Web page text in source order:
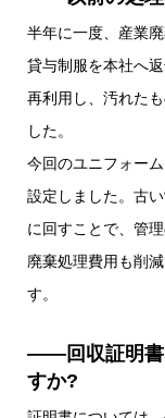
半年に一度、産業
貸与制服を本社へ
再利用し、汚れた
した。
今回のユニフォー
設定しました。古
に回すことで、管
廃棄処理費用も削
す。
――回収証明書
すか?